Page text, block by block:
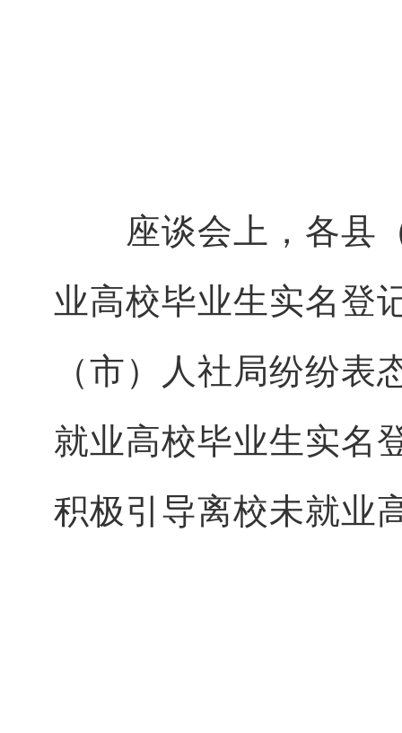
座谈会上，各县（
业高校毕业生实名登
（市）人社局纷纷
就业高校毕业生实名
积极引导离校未就业